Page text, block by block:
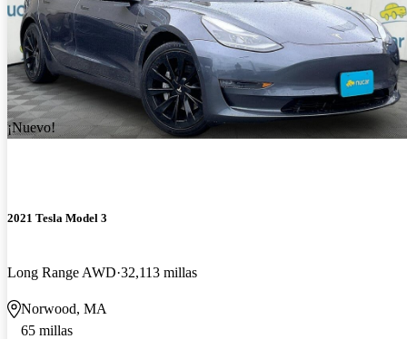
¡Nuevo!
2021 Tesla Model 3
Long Range AWD 32,113 millas
Norwood, MA
65 millas